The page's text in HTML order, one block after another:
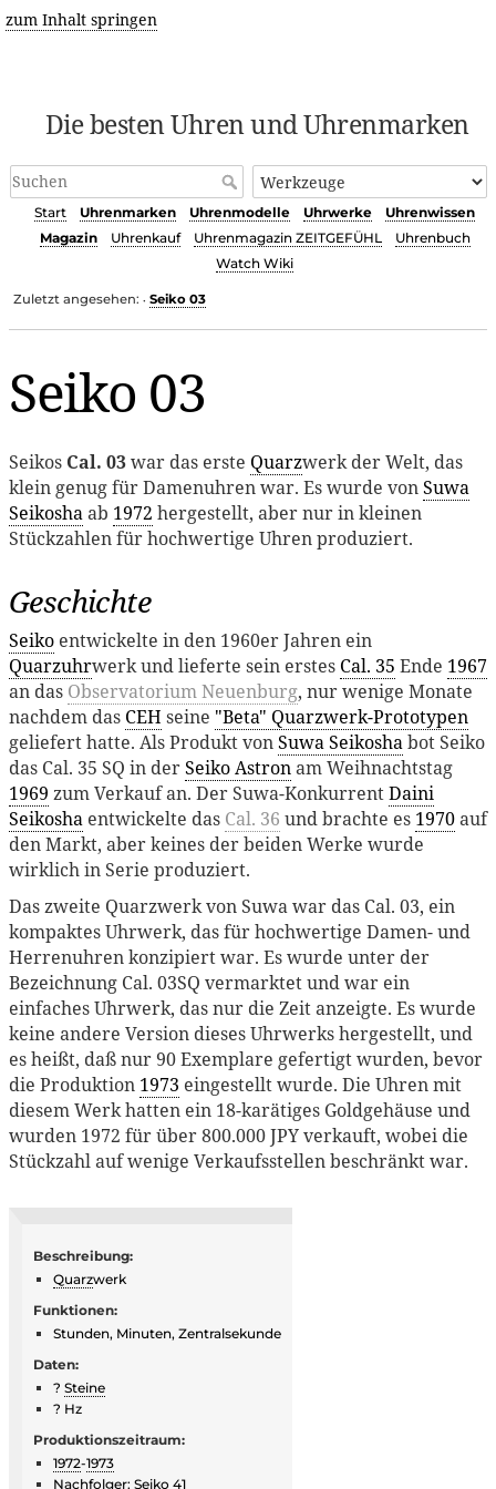
zum Inhalt springen
Die besten Uhren und Uhrenmarken
Start Uhrenmarken Uhrenmodelle Uhrwerke
Uhrenwissen
Magazin
Uhrenkauf Uhrenmagazin ZEITGEFÜHL
Uhrenbuch
Watch Wiki
Zuletzt angesehen: • Seiko 03
Seiko 03
Seikos Cal. 03war das erste Quarzwerk der Welt, das
klein genug für Damenuhren war. Es wurde vonSuwa
Seikoshaab 1972 hergestellt, aber nur in kleinen
Stückzahlen für hochwertige Uhren produziert.
Geschichte
Seiko entwickelte in den 1960er Jahren ein
Quarzuhrwerk und lieferte sein erstes Cal. 35 Ende 1967
an das Observatorium Neuenburg, nur wenige Monate
nachdem das CEH seine "Beta" Quarzwerk-Prototypen
geliefert hatte. Als Produkt vonSuwa Seikoshabot Seiko
das Cal. 35 SQ in derSeiko Astronam Weihnachtstag
1969 zum Verkauf an. Der Suwa-KonkurrentDaini
Seikosha entwickelte das Cal. 36 und brachte es 1970auf
den Markt, aber keines der beiden Werke wurde
wirklich in Serie produziert.
Das zweite Quarzwerk von Suwa war das Cal. 03, ein
kompaktes Uhrwerk, das für hochwertige Damen- und
Herrenuhren konzipiert war. Es wurde unter der
Bezeichnung Cal. 03SQ vermarktet und war ein
einfaches Uhrwerk, das nur die Zeit anzeigte. Es wurde
keine andere Version dieses Uhrwerks hergestellt, und
es heißt, daß nur 90 Exemplare gefertigt wurden, bevor
die Produktion 1973 eingestellt wurde. Die Uhren mit
diesem Werk hatten ein 18-karätiges Goldgehäuse und
wurden 1972 für über 800.000 JPY verkauft, wobei die
Stückzahl auf wenige Verkaufsstellen beschränkt war.
Beschreibung:
Quarzwerk
Funktionen:
Stunden, Minuten, Zentralsekunde
Daten:
? Steine
? Hz
Produktionszeitraum:
1972-1973
Nachfolger: Seiko 41